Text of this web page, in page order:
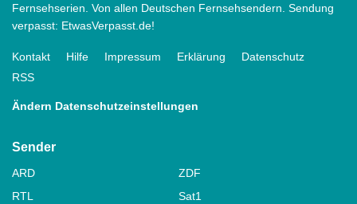
Fernsehserien. Von allen Deutschen Fernsehsendern. Sendung
verpasst: EtwasVerpasst.de!
Kontakt Hilfe Impressum Erklärung
Datenschutz
RSS
Ändern Datenschutzeinstellungen
Sender
ARD
ZDF
RTL
Sat1